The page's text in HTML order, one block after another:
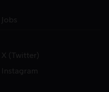
Jobs
X (Twitter)
Instagram